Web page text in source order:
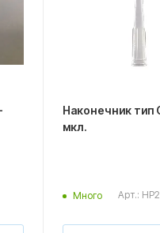
Наконечник тип
мкл.
Много Арт.: